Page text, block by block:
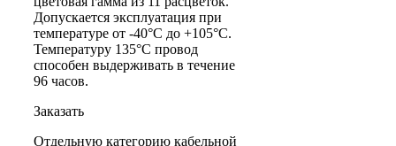
Допускается эксплуатация при
температуре от -40°С до +105°С.
Температуру 135°С провод
способен выдерживать в течение
96 часов.
Заказать
Отдельную категорию кабельной